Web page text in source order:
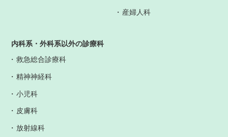
産婦人科
内科系・外科系以外の診療科
救急総合診療科
精神神経科
小児科
皮膚科
放射線科